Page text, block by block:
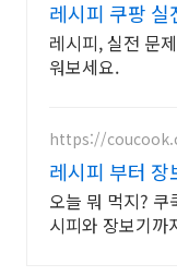
레시피 쿠팡 실
틈없이!
레시피, 실전 문
워보세요.
https://
레시피 부터 장
오늘 뭐 먹지? 쿠
시피와 장보기까